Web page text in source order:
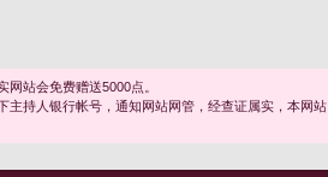
站会免费赠送5000点。
主持人银行帐号，通知网站网管，经查证属实，本网站